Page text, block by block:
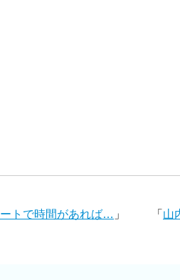
「 山
トで時間があれば… 」